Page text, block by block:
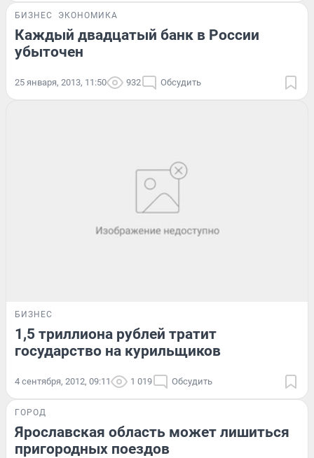
БИЗНЕС ЭКОНОМИКА
Каждый двадцатый банк в России
убыточен
25 января, 2013, 11:50 932 Обсудить
БИЗНЕС
1,5 триллиона рублей тратит
государство на курильщиков
4 сентября, 2012, 09:11 1 019 Обсудить
ГОРОД
Ярославская область может лишиться
пригородных поездов